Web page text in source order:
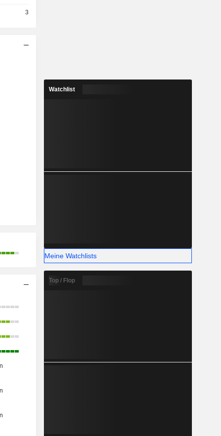
3
Watchlist
Meine Watchlists
Top / Flop